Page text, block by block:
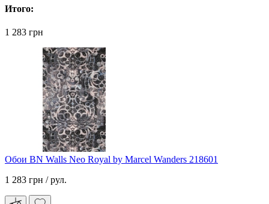
Итого:
1 283 грн
Обои BN Walls Neo Royal by Marcel Wanders 218601
1 283 грн / рул.